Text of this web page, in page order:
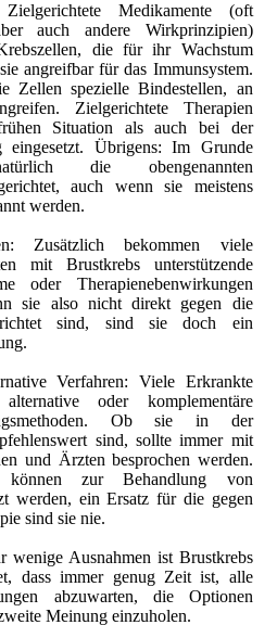
Medikamente (oft
auch andere Wirkprinzipien)
die für ihr Wachstum
angreifbar für das Immunsystem.
Zellen spezielle Bindestellen, an
Zielgerichtete Therapien
Situation als auch bei der
eingesetzt. Übrigens: Im Grunde
die obengenannten
auch wenn sie meistens
werden.
Zusätzlich bekommen viele
mit Brustkrebs unterstützende
oder Therapienebenwirkungen
sie also nicht direkt gegen die
sind, sind sie doch ein
Verfahren: Viele Erkrankte
oder komplementäre
Ob sie in der
sind, sollte immer mit
und Ärzten besprochen werden.
zur Behandlung von
werden, ein Ersatz für die gegen
sind sie nie.
Ausnahmen ist Brustkrebs
dass immer genug Zeit ist, alle
abzuwarten, die Optionen
Meinung einzuholen.